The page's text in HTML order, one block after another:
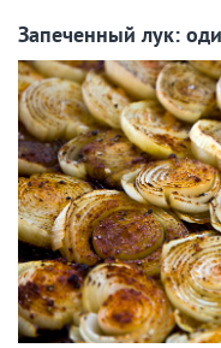
Запеченный лук: